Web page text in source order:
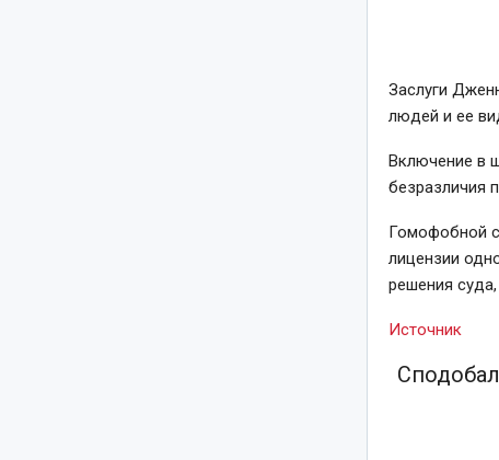
Заслуги
людей и ее
Включение в
безразличия
Гомофобной
лицензии
решения суда,
Источник